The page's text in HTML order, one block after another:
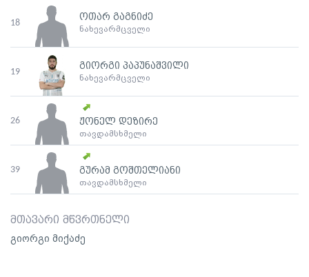
18
ოთარ გაგნიძე
ნახევარმცველი
19
გიორგი პაპუნაშვილი
ნახევარმცველი
26 ჟონელ დეზირე
თავდამსხმელი
39 გურამ გოშთელიანი
თავდამსხმელი
მთავარი მწვრთნელი
გიორგი მიქაძე